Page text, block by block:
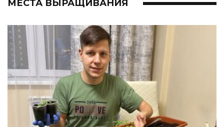
МЕСТА ВЫРАЩИВАНИЯ